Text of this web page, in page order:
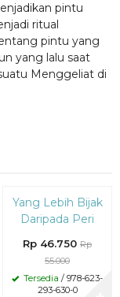
pintu
ritual
pintu yang
yang lalu saat
Menggeliat di
Diskon
15%
Yang Lebih Bijak
Daripada Peri
Rp 46.750 Rp
55.000
Tersedia / 978-623-
293-630-0